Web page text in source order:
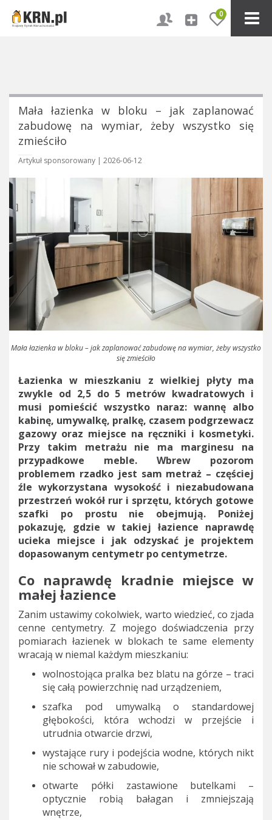
0
Mała łazienka w bloku – jak zaplanować
zabudowę na wymiar, żeby wszystko się
zmieściło
Artykuł sponsorowany | 2026-06-12
Mała łazienka w bloku – jak zaplanować zabudowę na wymiar, żeby wszystko
się zmieściło
Łazienka w mieszkaniu z wielkiej płyty ma
zwykle od 2,5 do 5 metrów kwadratowych i
musi pomieścić wszystko naraz: wannę albo
kabinę, umywalkę, pralkę, czasem podgrzewacz
gazowy oraz miejsce na ręczniki i kosmetyki.
Przy takim metrażu nie ma marginesu na
przypadkowe meble. Wbrew pozorom
problemem rzadko jest sam metraż – częściej
źle wykorzystana wysokość i niezabudowana
przestrzeń wokół rur i sprzętu, których gotowe
szafki po prostu nie obejmują. Poniżej
pokazuję, gdzie w takiej łazience naprawdę
ucieka miejsce i jak odzyskać je projektem
dopasowanym centymetr po centymetrze.
Co naprawdę kradnie miejsce w
małej łazience
Zanim ustawimy cokolwiek, warto wiedzieć, co zjada
cenne centymetry. Z mojego doświadczenia przy
pomiarach łazienek w blokach te same elementy
wracają w niemal każdym mieszkaniu:
wolnostojąca pralka bez blatu na górze – traci
się całą powierzchnię nad urządzeniem,
szafka pod umywalką o standardowej
głębokości, która wchodzi w przejście i
utrudnia otwarcie drzwi,
wystające rury i podejścia wodne, których nikt
nie schował w zabudowie,
otwarte półki zastawione butelkami –
optycznie robią bałagan i zmniejszają
wnętrze,